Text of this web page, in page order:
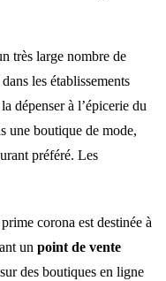
très large nombre de
les établissements
dépenser à l’épicerie du
une boutique de mode,
préféré. Les
corona est destinée à
un point de vente
des boutiques en ligne